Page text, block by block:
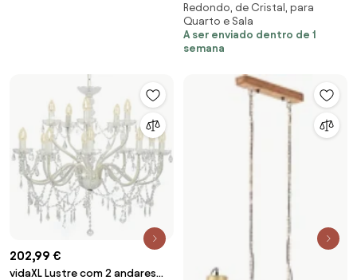
contas redondo E14 branco
Redondo, de Cristal, para
Quarto e Sala
A ser enviado dentro de 1
semana
202,99 €
vidaXL Lustre com 2 andares